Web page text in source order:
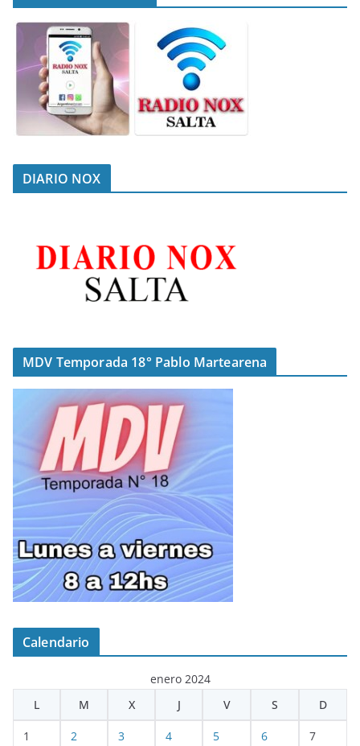
DIARIO NOX
MDV Temporada 18° Pablo Martearena
Calendario
enero 2024
L
M X J V S D
1 2 3 4 5 6 7